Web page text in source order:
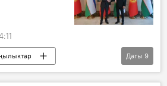
Дүйнөдө
Дагы 9